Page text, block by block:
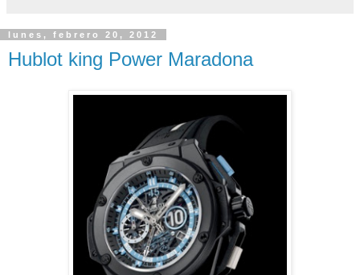
lunes, febrero 20, 2012
Hublot king Power Maradona